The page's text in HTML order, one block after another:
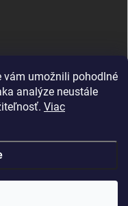
vám umožnili pohodlné
analýze neustále
Viac
Upraviť nastavenie